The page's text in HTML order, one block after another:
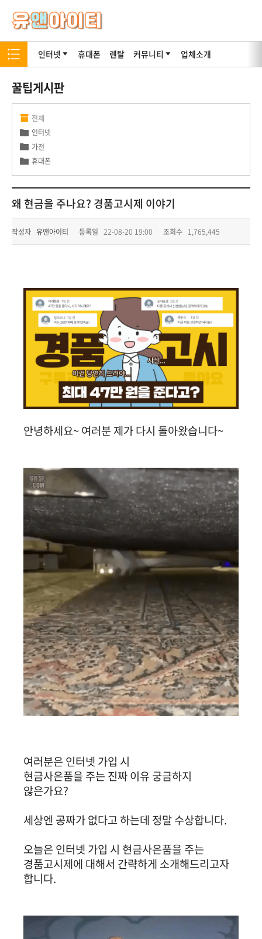
인터넷 휴대폰 렌탈 커뮤니티 업체소개
꿀팁게시판
전체
인터넷
가전
휴대폰
왜 현금을 주나요? 경품고시제 이야기
작성자 유앤아이티 등록일 22-08-20 19:00 조회수 1,765,445
안녕하세요~ 여러분 제가 다시 돌아왔습니다~
여러분은 인터넷 가입 시
현금사은품을 주는 진짜 이유 궁금하지
않은가요?
세상엔 공짜가 없다고 하는데 정말 수상합니다.
오늘은 인터넷 가입 시 현금사은품을 주는
경품고시제에 대해서 간략하게 소개해드리고자
합니다.